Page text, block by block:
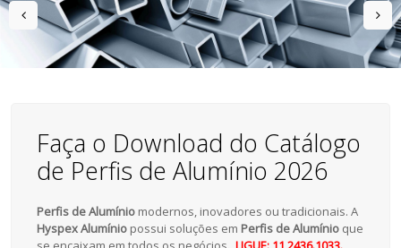
prev
Faça o Download do Catálogo
de Perfis de Alumínio 2026
Perfis de Alumínio modernos, inovadores ou tradicionais. A
Hyspex Alumínio possui soluções em Perfis de Alumínio que